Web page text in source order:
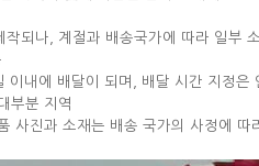
되나, 계절과 배송국가에 따라 일부
내에 배달이 되며, 배달 시간 지정은
부분 지역
사진과 소재는 배송 국가의 사정에 따